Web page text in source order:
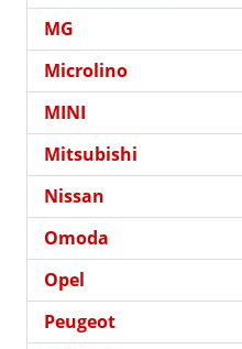
MG
Microlino
MINI
Mitsubishi
Nissan
Omoda
Opel
Peugeot